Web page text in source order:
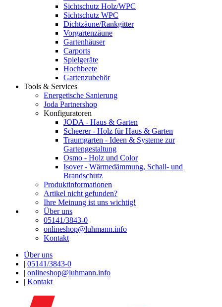
Sichtschutz Holz/WPC
Sichtschutz WPC
Dichtzäune/Rankgitter
Vorgartenzäune
Gartenhäuser
Carports
Spielgeräte
Hochbeete
Gartenzubehör
Tools & Services
Energetische Sanierung
Joda Partnershop
Konfiguratoren
JODA - Haus & Garten
Scheerer - Holz für Haus & Garten
Traumgarten - Ideen & Systeme zur
Gartengestaltung
Osmo - Holz und Color
Isover - Wärmedämmung, Schall- und
Brandschutz
Produktinformationen
Artikel nicht gefunden?
Ihre Meinung ist uns wichtig!
Über uns
05141/3843-0
onlineshop@luhmann.info
Kontakt
Über uns
| 05141/3843-0
| onlineshop@luhmann.info
| Kontakt